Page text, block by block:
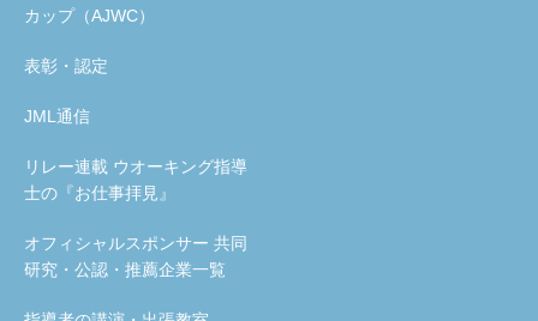
カップ（AJWC）
表彰・認定
JML通信
リレー連載 ウオーキング指導
士の『お仕事拝見』
オフィシャルスポンサー 共同
研究・公認・推薦企業一覧